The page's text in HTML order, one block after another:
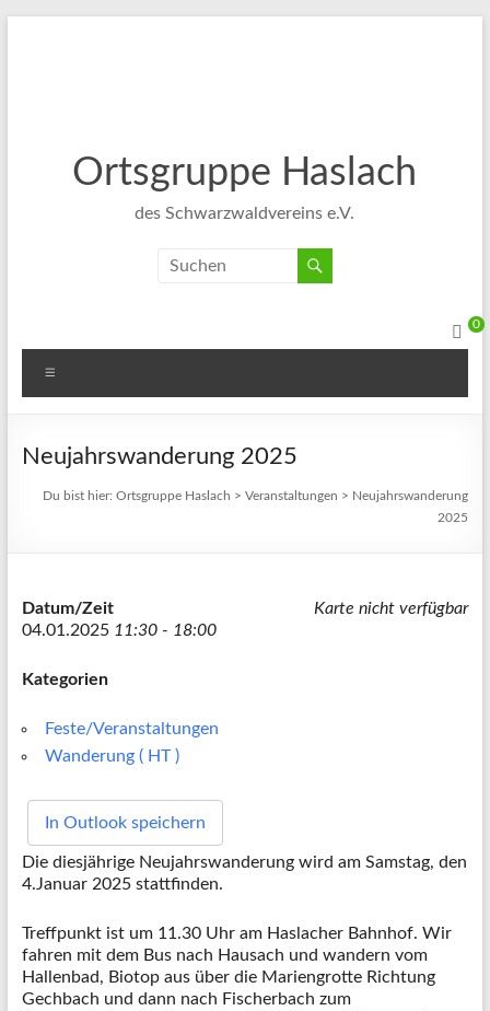
Ortsgruppe Haslach
des Schwarzwaldvereins e.V.
0
Neujahrswanderung 2025
Du bist hier:Ortsgruppe Haslach >Veranstaltungen > Neujahrswanderung
2025
Karte nicht verfügbar
Datum/Zeit
04.01.2025 11:30 - 18:00
Kategorien
Feste/Veranstaltungen
Wanderung ( HT )
In Outlook speichern
Die diesjährige Neujahrswanderung wird am Samstag, den
4.Januar 2025 stattfinden.
Treffpunkt ist um 11.30 Uhr am Haslacher Bahnhof. Wir
fahren mit dem Bus nach Hausach und wandern vom
Hallenbad, Biotop aus über die Mariengrotte Richtung
Gechbach und dann nach Fischerbach zum